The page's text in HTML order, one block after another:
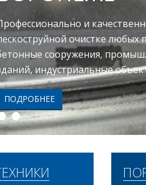
и
очистке любых
сооружения,
индустриальные
ПОДРОБНЕЕ